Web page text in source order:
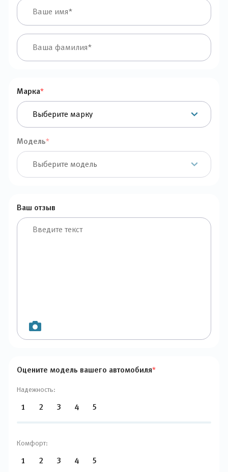
Марка*
Модель*
Ваш отзыв
Оцените модель вашего автомобиля*
Надежность:
1 2 3 4 5
Комфорт:
1 2 3 4 5